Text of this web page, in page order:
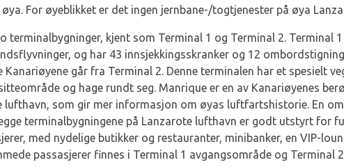
For øyeblikket er det ingen jernbane-/togtjenester på øya
terminalbygninger, kjent som Terminal 1 og Terminal 2. Terminal
og har 43 innsjekkingsskranker og 12
går fra Terminal 2. Denne terminalen har et spesielt
og hage rundt seg. Manrique er en av Kanariøyenes
som gir mer informasjon om øyas luftfartshistorie. En
terminalbygningene på Lanzarote lufthavn er godt utstyrt for
med nydelige butikker og restauranter, minibanker, en VIP-
passasjerer finnes i Terminal 1 avgangsområde og Terminal